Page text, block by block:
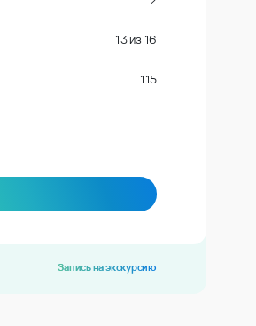
13из 16
115
Запись на экскурсию